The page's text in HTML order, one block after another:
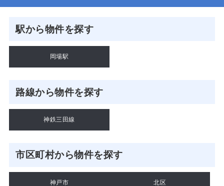
駅から物件を探す
岡場駅
路線から物件を探す
神鉄三田線
市区町村から物件を探す
神戸市 北区